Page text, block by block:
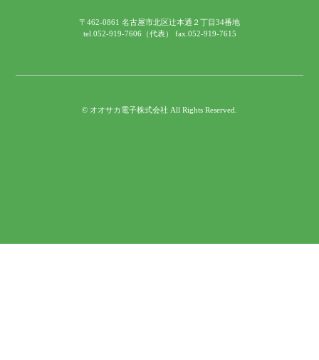
〒462-0861 名古屋市北区辻本通２丁目34番地
tel.052-919-7606（代表） fax.052-919-7615
© オオサカ電子株式会社 All Rights Reserved.